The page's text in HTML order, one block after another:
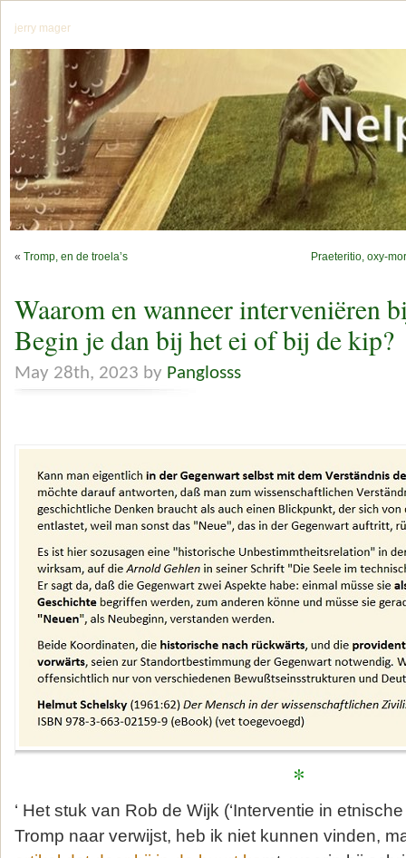
jerry mager
« Tromp, en de troela’s Praeteritio, oxy-
Waarom en wanneer interveniëren
Begin je dan bij het ei of bij de kip?
May 28th, 2023 by Panglosss
*
‘ Het stuk van Rob de Wijk (‘Interventie in
Tromp naar verwijst, heb ik niet kunnen vinden,